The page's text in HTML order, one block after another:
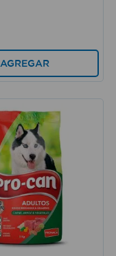
AGREGAR